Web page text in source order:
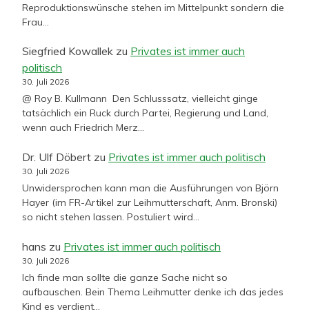
Reproduktionswünsche stehen im Mittelpunkt sondern die
Frau…
Siegfried Kowallek zu Privates ist immer auch
politisch
30. Juli 2026
@ Roy B. Kullmann Den Schlusssatz, vielleicht ginge
tatsächlich ein Ruck durch Partei, Regierung und Land,
wenn auch Friedrich Merz…
Dr. Ulf Döbert zu Privates ist immer auch politisch
30. Juli 2026
Unwidersprochen kann man die Ausführungen von Björn
Hayer (im FR-Artikel zur Leihmutterschaft, Anm. Bronski)
so nicht stehen lassen. Postuliert wird…
hans zu Privates ist immer auch politisch
30. Juli 2026
Ich finde man sollte die ganze Sache nicht so
aufbauschen. Bein Thema Leihmutter denke ich das jedes
Kind es verdient…